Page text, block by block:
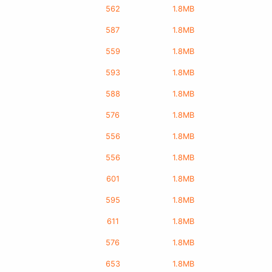
562 1.8MB
587 1.8MB
559 1.8MB
593 1.8MB
588 1.8MB
576 1.8MB
556 1.8MB
556 1.8MB
601 1.8MB
595 1.8MB
611 1.8MB
576 1.8MB
653 1.8MB